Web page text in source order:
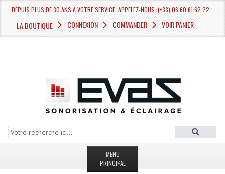
DEPUIS PLUS DE 30 ANS A VOTRE SERVICE. APPELEZ-NOUS :(+33) 06 60 61 62 22
LA BOUTIQUE CONNEXION COMMANDER VOIR PANIER
MENU
PRINCIPAL